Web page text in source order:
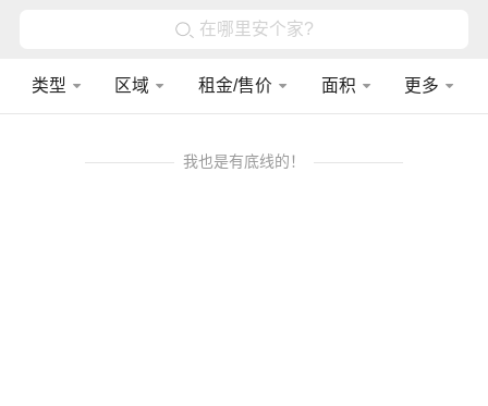
在哪里安个家?
类型 区域 租金/售价 面积 更多
我也是有底线的！